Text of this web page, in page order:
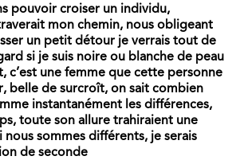
pouvoir croiser un individu,
mon chemin, nous obligeant
un petit détour je verrais tout de
si je suis noire ou blanche de peau
c’est une femme que cette personne
belle de surcroît, on sait combien
instantanément les différences,
toute son allure trahiraient une
nous sommes différents, je serais
de seconde